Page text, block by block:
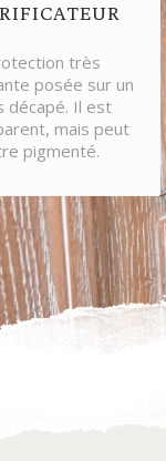
très
posée sur un
décapé. Il est
mais peut
pigmenté.